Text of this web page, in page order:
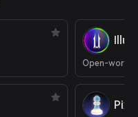
Open-world